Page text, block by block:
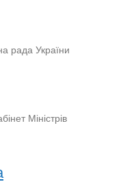
рада України
Міністрів